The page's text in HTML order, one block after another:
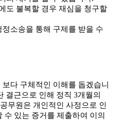
도 불복할 경우 재심을 청구할
소송을 통해 구제를 받을 수
다 구체적인 이해를 돕겠습니
결근으로 인해 정직 3개월의
무원은 개인적인 사정으로 인
있는 증거를 제출하여 이의